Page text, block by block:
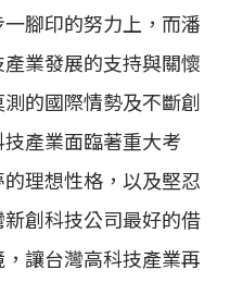
腳印的努力上，而潘
業發展的支持與關懷
的國際情勢及不斷創
產業面臨著重大考
理想性格，以及堅忍
創科技公司最好的借
讓台灣高科技產業再